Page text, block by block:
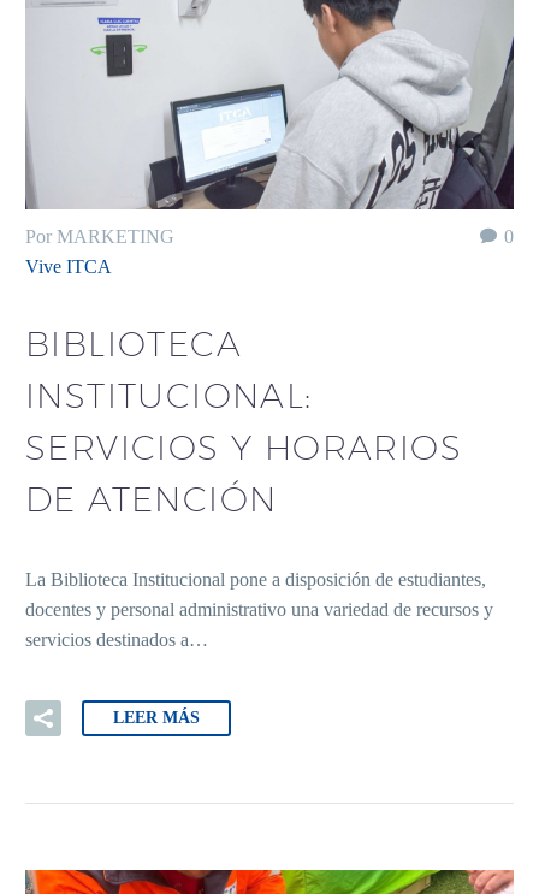
0
Por MARKETING
Vive ITCA
BIBLIOTECA
INSTITUCIONAL:
SERVICIOS Y HORARIOS
DE ATENCIÓN
La Biblioteca Institucional pone a disposición de estudiantes,
docentes y personal administrativo una variedad de recursos y
servicios destinados a…
LEER MÁS